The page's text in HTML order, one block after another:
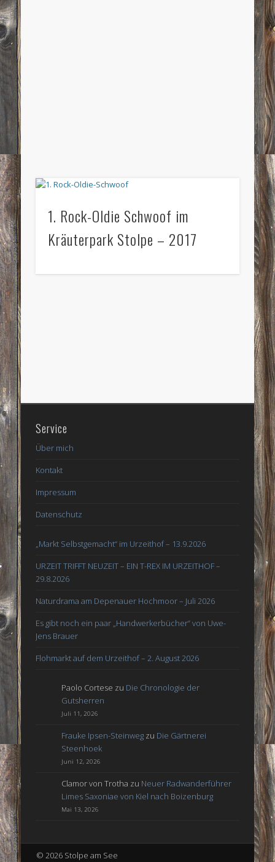
1. Rock-Oldie Schwoof im
Kräuterpark Stolpe – 2017
Service
Über mich
Kontakt
Impressum
Datenschutz
„Markt Selbstgemacht“ im Urzeithof – 13.9.2026
URZEIT TRIFFT NEUZEIT – EIN T-REX IM URZEITHOF –
29.8.2026
Naturdrama am Depenauer Hochmoor – Juli 2026
Es gibt noch ein paar „Handwerkerbücher“ von Uwe-
Jens Brauer
Flohmarkt auf dem Urzeithof – 2. August 2026
Paolo Cortese zu Die Chronologie der
Gutsherren
Juli 11, 2026
Frauke Ipsen-Steinweg zu Die Gärtnerei
Steenhoek
Juni 12, 2026
Clamor von Trotha zu Neuer Radwanderführer
Limes Saxoniae von Kiel nach Boizenburg
Mai 13, 2026
© 2026 Stolpe am See